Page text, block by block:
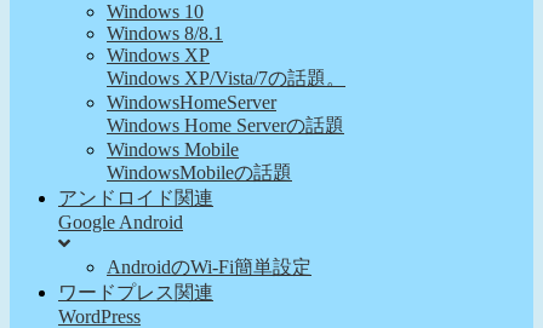
Windows 10
Windows 8/8.1
Windows XP
Windows XP/Vista/7の話題。
WindowsHomeServer
Windows Home Serverの話題
Windows Mobile
WindowsMobileの話題
アンドロイド関連
Google Android
AndroidのWi-Fi簡単設定
ワードプレス関連
WordPress